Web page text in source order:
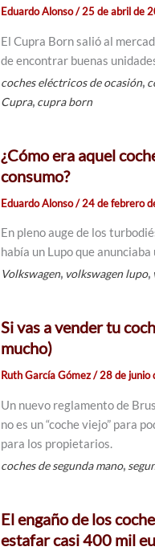
Eduardo Alonso/25 de abril de
El Cupra Born salió al
de encontrar buenas
coches eléctricos de ocasión,
Cupra, cupra born
¿Cómo era aquel
consumo?
Eduardo Alonso/24 de febrero
En pleno auge de los
había un Lupo que
Volkswagen, volkswagen lupo,
Si vas a vender tu
mucho)
Ruth García Gómez/28 de junio
Un nuevo reglamento de
no es un “coche viejo” para
para los propietarios.
coches de segunda mano,
El engaño de los
estafar casi 400 mil